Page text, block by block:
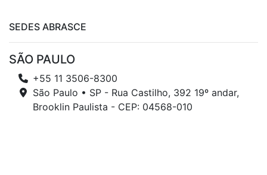
SEDES ABRASCE
SÃO PAULO
+55 11 3506-8300
São Paulo • SP - Rua Castilho, 392 19º andar,
Brooklin Paulista - CEP: 04568-010